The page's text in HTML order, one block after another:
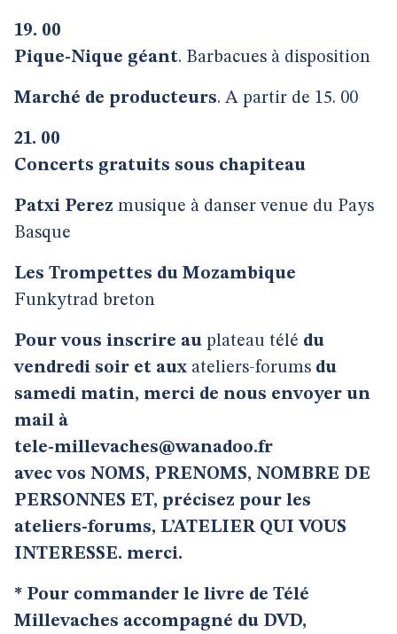
19. 00
Pique-Nique géant. Barbacues à disposition
Marché de producteurs. A partir de 15. 00
21. 00
Concerts gratuits sous chapiteau
Patxi Perez musique à danser venue du Pays
Basque
Les Trompettes du Mozambique
Funkytrad breton
Pour vous inscrire au plateau télé du
vendredi soir et aux ateliers-forums du
samedi matin, merci de nous envoyer un
mail à
tele-millevaches@wanadoo.fr
avec vos NOMS, PRENOMS, NOMBRE DE
PERSONNES ET, précisez pour les
ateliers-forums, L’ATELIER QUI VOUS
INTERESSE. merci.
* Pour commander le livre de Télé
Millevaches accompagné du DVD,